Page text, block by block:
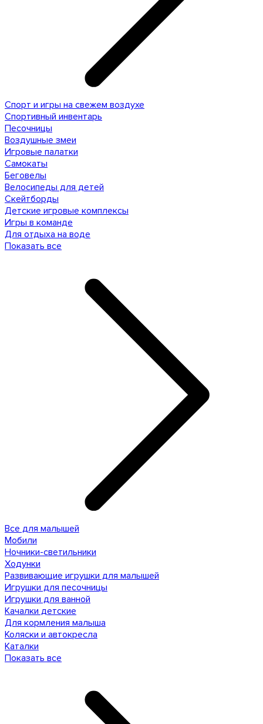
Спорт и игры на свежем воздухе
Спортивный инвентарь
Песочницы
Воздушные змеи
Игровые палатки
Самокаты
Беговелы
Велосипеды для детей
Скейтборды
Детские игровые комплексы
Игры в команде
Для отдыха на воде
Показать все
Все для малышей
Мобили
Ночники-светильники
Ходунки
Развивающие игрушки для малышей
Игрушки для песочницы
Игрушки для ванной
Качалки детские
Для кормления малыша
Коляски и автокресла
Каталки
Показать все